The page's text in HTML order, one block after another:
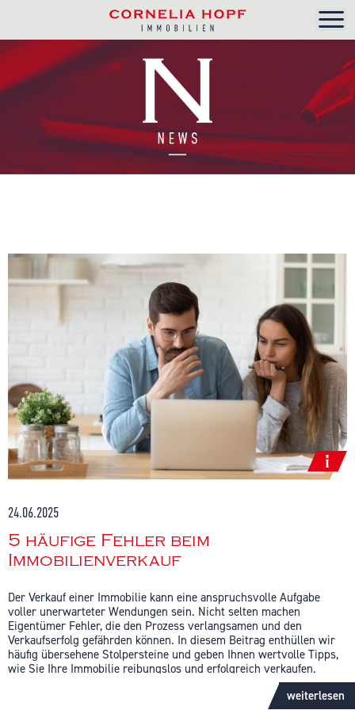
24.06.2025
5 häufige Fehler beim
Immobilienverkauf
Der Verkauf einer Immobilie kann eine anspruchsvolle Aufgabe
voller unerwarteter Wendungen sein. Nicht selten machen
Eigentümer Fehler, die den Prozess verlangsamen und den
Verkaufserfolg gefährden können. In diesem Beitrag enthüllen wir
häufig übersehene Stolpersteine und geben Ihnen wertvolle Tipps,
wie Sie Ihre Immobilie reibungslos und erfolgreich verkaufen.
1. Unzureichende Marktanalyse
weiterlesen